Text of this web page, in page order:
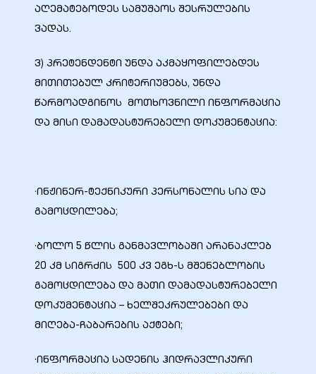
აღემატებოდეს სამუშაოს შესრულების
ვადას.
ვ) პრეტენდენტი უნდა აკმაყოფილებდეს
მითითებულ კრიტერიუმებს, უნდა
წარმოადგინოს მოთხოვნილი ინფორმაცია
და მისი დამადასტურებელი დოკუმენტაცია:
·ინჟინერ-ტექნიკური პერსონალის სია და
გამოცდილება;
·ბოლო 5 წლის განმავლობაში არანაკლებ
20 კმ სიგრძის 500 კვ ეგხ-ს მშენებლობის
გამოცდილება და მათი დამადასტურებელი
დოკუმენტაცია – ხელშეკრულებები და
მიღება-ჩაბარების აქტები;
·ინფორმაცია სადენის ჰიდრავლიკური